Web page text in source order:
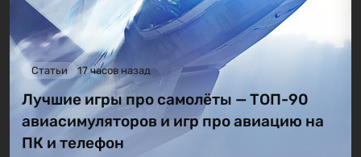
Статьи 17 часов назад
Лучшие игры про самолёты — ТОП-90
авиасимуляторов и игр про авиацию на
ПК и телефон